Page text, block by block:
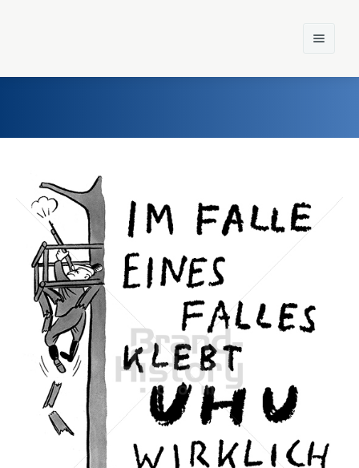
Einst und Heute
Marken
Konzerne
Epoche